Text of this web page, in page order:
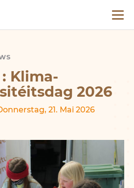
Menü
A BIODIVERSITÉITSDAG 2026
Klima-
2026
21. Mai 2026